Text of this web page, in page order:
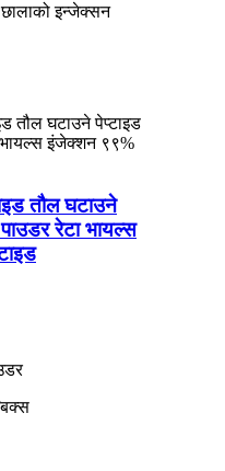
इन्जेक्सन
तौल घटाउने
रेटा भायल्स
बक्स